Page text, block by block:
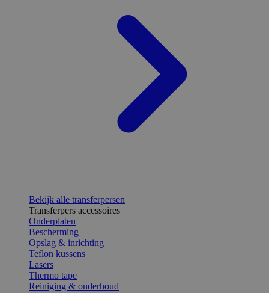
Bekijk alle transferpersen
Transferpers accessoires
Onderplaten
Bescherming
Opslag & inrichting
Teflon kussens
Lasers
Thermo tape
Reiniging & onderhoud